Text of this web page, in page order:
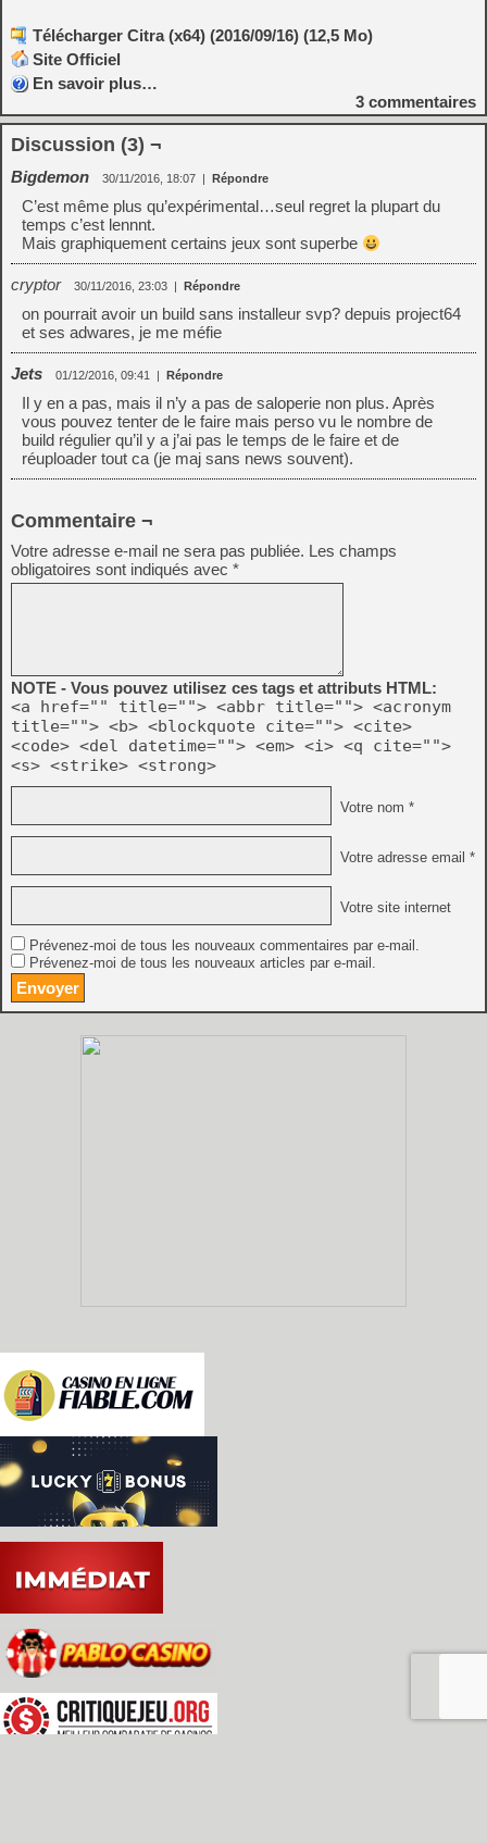
Télécharger Citra (x64) (2016/09/16) (12,5 Mo)
Site Officiel
En savoir plus…
3 commentaires
Discussion (3) ¬
Bigdemon 30/11/2016, 18:07 | Répondre
C’est même plus qu’expérimental…seul regret la plupart du
temps c’est lennnt.
Mais graphiquement certains jeux sont superbe
cryptor 30/11/2016, 23:03 | Répondre
on pourrait avoir un build sans installeur svp? depuis project64
et ses adwares, je me méfie
Jets 01/12/2016, 09:41 | Répondre
Il y en a pas, mais il n’y a pas de saloperie non plus. Après
vous pouvez tenter de le faire mais perso vu le nombre de
build régulier qu’il y a j’ai pas le temps de le faire et de
réuploader tout ca (je maj sans news souvent).
Commentaire ¬
Votre adresse e-mail ne sera pas publiée. Les champs
obligatoires sont indiqués avec *
NOTE - Vous pouvez utilisez ces tags et attributs HTML:
<a href="" title=""> <abbr title=""> <acronym
title=""> <b> <blockquote cite=""> <cite>
<code> <del datetime=""> <em> <i> <q cite="">
<s> <strike> <strong>
Votre nom *
Votre adresse email *
Votre site internet
Prévenez-moi de tous les nouveaux commentaires par e-mail.
Prévenez-moi de tous les nouveaux articles par e-mail.